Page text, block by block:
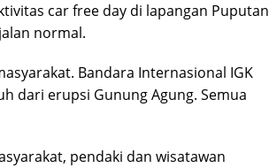
car free day di lapangan Puputan
normal.
Bandara Internasional IGK
dari erupsi Gunung Agung. Semua
pendaki dan wisatawan